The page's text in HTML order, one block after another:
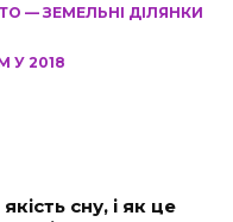
— ЗЕМЕЛЬНІ ДІЛЯНКИ
У 2018
сну, і як це